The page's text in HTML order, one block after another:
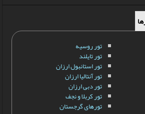
تور روسیه
تور تایلند
تور استانبول ارزان
تور آنتالیا ارزان
تور دبی ارزان
تور کربلا و نجف
تورهای گرجستان